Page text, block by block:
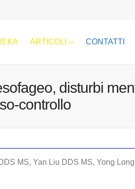
ARTICOLI CONTATTI
disturbi
controllo
MS, Yan Liu DDS MS, Yong